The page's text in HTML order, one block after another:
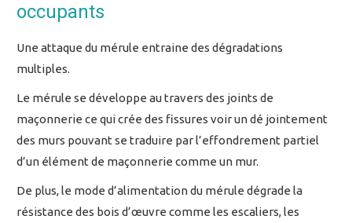
occupants
Une attaque du mérule entraine des dégradations
multiples.
Le mérule se développe au travers des joints de
maçonnerie ce qui crée des fissures voir un dé jointement
des murs pouvant se traduire par l’effondrement partiel
d’un élément de maçonnerie comme un mur.
De plus, le mode d’alimentation du mérule dégrade la
résistance des bois d’œuvre comme les escaliers, les